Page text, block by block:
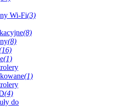
Wi-Fi(3)
(8)
(8)
(1)
(1)
(4)
do